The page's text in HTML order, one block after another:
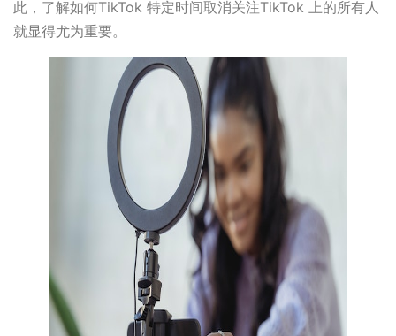
此，了解如何TikTok 特定时间取消关注TikTok 上的所有人
就显得尤为重要。